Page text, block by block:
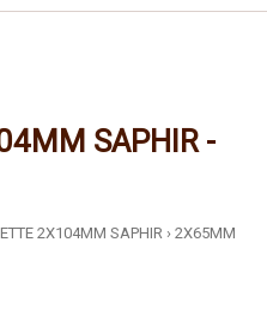
SAPHIR -
2X104MM SAPHIR › 2X65MM